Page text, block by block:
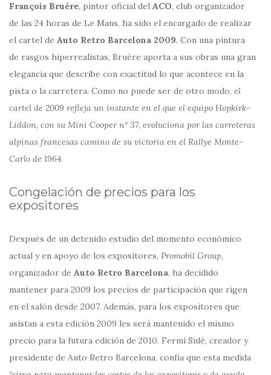
François Bruère, pintor oficial del ACO, club organizador
de las 24 horas de Le Mans, ha sido el encargado de realizar
el cartel de Auto Retro Barcelona 2009. Con una pintura
de rasgos hiperrealistas, Bruère aporta a sus obras una gran
elegancia que describe con exactitud lo que acontece en la
pista o la carretera. Como no puede ser de otro modo, el
cartel de 2009 refleja un instante en el que el equipo Hopkirk-
Liddon, con su Mini Cooper nº 37, evoluciona por las carreteras
alpinas francesas camino de su victoria en el Rallye Monte-
Carlo de 1964.
Congelación de precios para los
expositores
Después de un detenido estudio del momento económico
actual y en apoyo de los expositores, Promobil Group,
organizador de Auto Retro Barcelona, ha decidido
mantener para 2009 los precios de participación que rigen
en el salón desde 2007. Además, para los expositores que
asistan a esta edición 2009 les será mantenido el mismo
precio para la futura edición de 2010. Fermí Sulé, creador y
presidente de Auto Retro Barcelona, confía que esta medida